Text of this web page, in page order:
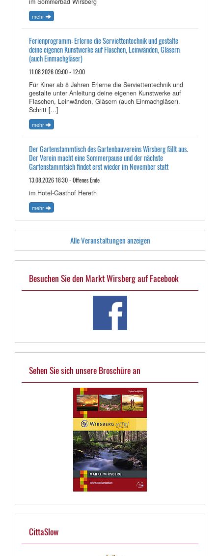
mehr
Ferienprogramm: Erlerne die Serviettentechnik und gestalte
deine eigenen Kunstwerke auf Flaschen, Leinwänden, Gläsern
(auch Einmachgläser)
11.08.2026 09:00 - 12:00
Für Kiner ab 8 Jahren Erlerne die Serviettentechnik und
gestalte unter Anleitung deine eigenen Kunstwerke auf
Flaschen, Leinwänden, Gläsern (auch Einmachgläser).
Schritt [...]
mehr
Der Gartenstammtisch des Gartenbauvereins Wirsberg fällt aus.
Der Verein macht eine Sommerpause und der nächste
Gartenstammtsich findet erst wieder im November statt
13.08.2026 18:30 - Offenes Ende
im Hotel-Gasthof Hereth
mehr
Alle Veranstaltungen anzeigen
Besuchen Sie den Markt Wirsberg auf Facebook
Sehen Sie sich unsere Broschüre an
CittaSlow